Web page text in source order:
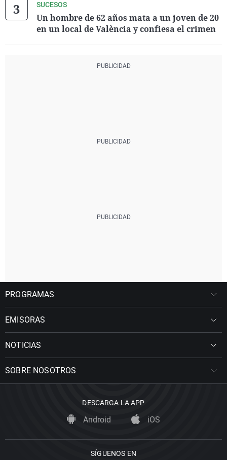
SUCESOS
Un hombre de 62 años mata a un joven de 20
en un local de València y confiesa el crimen
PROGRAMAS
EMISORAS
NOTICIAS
SOBRE NOSOTROS
DESCARGA LA APP
Android iOS
SÍGUENOS EN